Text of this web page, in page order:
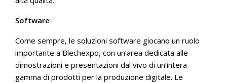
Software
Come sempre, le soluzioni software giocano un ruolo
importante a Blechexpo, con un’area dedicata alle
dimostrazioni e presentazioni dal vivo di un’intera
gamma di prodotti per la produzione digitale. Le